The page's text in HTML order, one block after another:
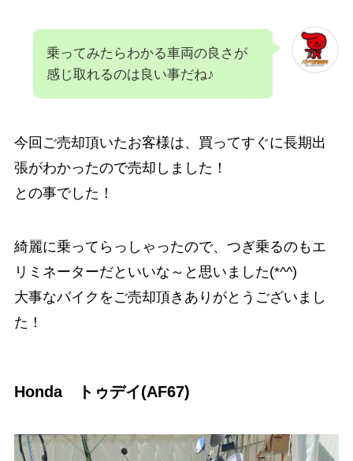
乗ってみたらわかる車両の良さが
感じ取れるのは良い事だね♪
今回ご売却頂いたお客様は、買ってすぐに長期出
張がわかったので売却しました！
との事でした！
綺麗に乗ってらっしゃったので、つぎ乗るのもエ
リミネーターだといいな～と思いました(*^^)
大事なバイクをご売却頂きありがとうございまし
た！
Honda トゥデイ(AF67)